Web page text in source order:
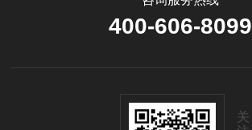
400-606-8099
关